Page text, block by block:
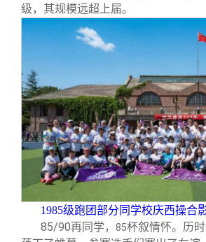
级，其规模远超上届。
1985级跑团部分同学校庆西操合
85/90再同学， 85杯叙情怀。历